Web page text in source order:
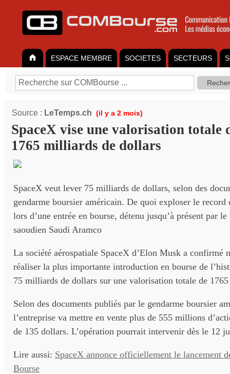
ESPACE MEMBRE SOCIETES SECTEURS
Source : LeTemps.ch (il y a 2 mois)
SpaceX vise une valorisation totale
1765 milliards de dollars
SpaceX veut lever 75 milliards de dollars, selon des
gendarme boursier américain. De quoi exploser le record
lors d’une entrée en bourse, détenu jusqu’à présent par
saoudien Saudi Aramco
La société aérospatiale SpaceX d’Elon Musk a confirmé
réaliser la plus importante introduction en bourse de
75 milliards de dollars sur une valorisation totale de
Selon des documents publiés par le gendarme boursier
l’entreprise va mettre en vente plus de 555 millions
de 135 dollars. L’opération pourrait intervenir dès le 12
Lire aussi: SpaceX annonce officiellement le lancement
Bourse